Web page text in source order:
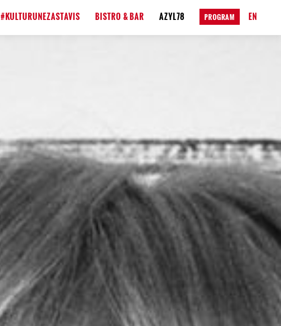
#KULTURUNEZASTAVIS BISTRO & BAR AZYL78 PROGRAM EN